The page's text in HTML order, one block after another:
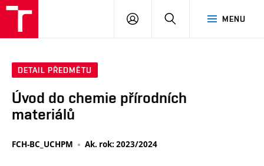
MENU
PŘIHLÁSIT
DETAIL PŘEDMĚTU
Úvod do chemie přírodních
materiálů
FCH-BC_UCHPM Ak. rok: 2023/2024